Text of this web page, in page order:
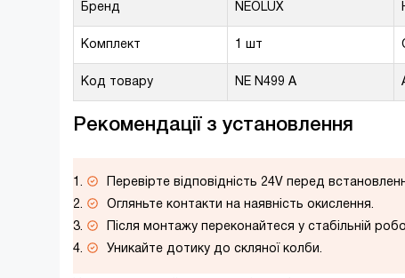
Бренд NEOLUX
Комплект 1 шт
Код товару NE N499 A
Рекомендації з установлення
Перевірте відповідність 24V перед
Огляньте контакти на наявність окислення.
Після монтажу переконайтеся у стабільній
Уникайте дотику до скляної колби.